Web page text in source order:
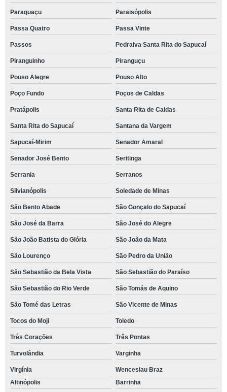
Paraguaçu Paraisópolis
Passa Quatro Passa Vinte
Passos Pedralva Santa Rita do Sapucaí
Piranguinho Piranguçu
Pouso Alegre Pouso Alto
Poço Fundo Poços de Caldas
Pratápolis Santa Rita de Caldas
Santa Rita do Sapucaí Santana da Vargem
Sapucaí-Mirim Senador Amaral
Senador José Bento Seritinga
Serrania Serranos
Silvianópolis Soledade de Minas
São Bento Abade São Gonçalo do Sapucaí
São José da Barra São José do Alegre
São João Batista do Glória São João da Mata
São Lourenço São Pedro da União
São Sebastião da Bela Vista São Sebastião do Paraíso
São Sebastião do Rio Verde São Tomás de Aquino
São Tomé das Letras São Vicente de Minas
Tocos do Moji Toledo
Três Corações Três Pontas
Turvolândia Varginha
Virgínia
Wenceslau Braz
Altinópolis
Barrinha